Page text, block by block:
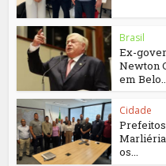
Brasil
Ex-
Newton
em
Cidade
os...